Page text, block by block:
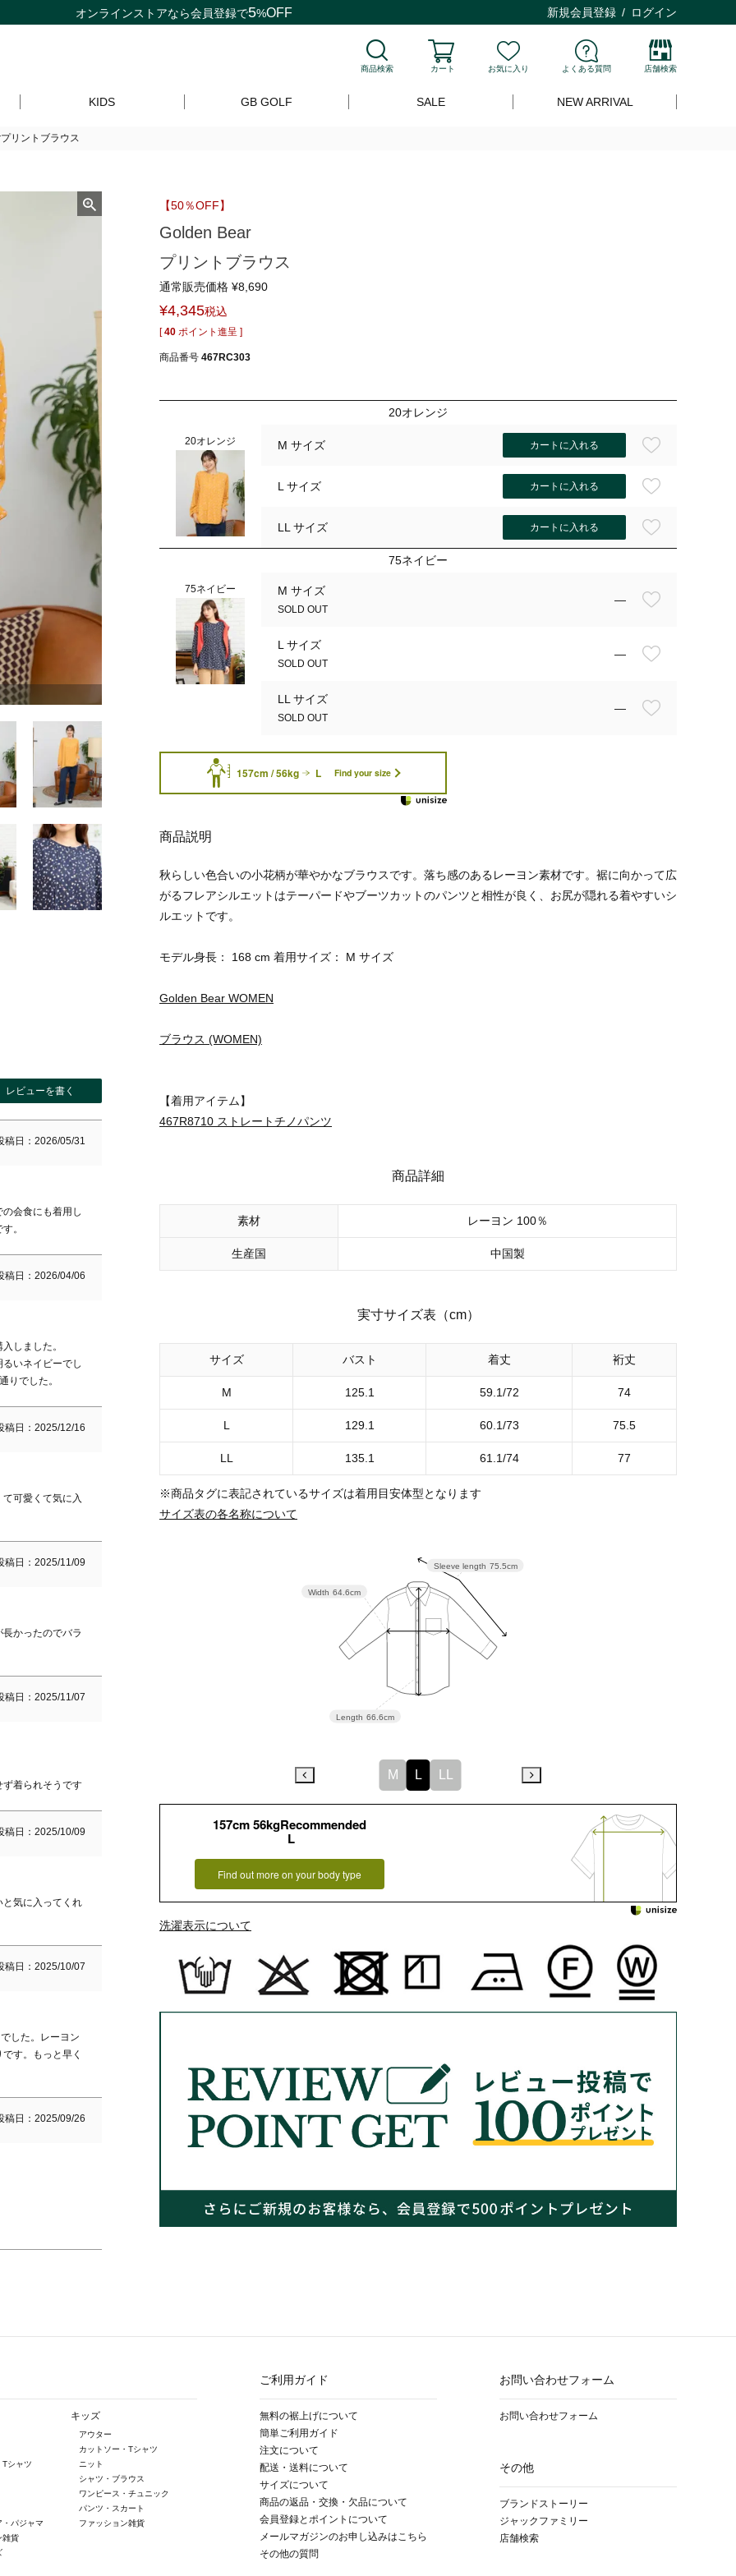
オンラインストアなら会員登録で5%OFF 新規会員登録 ログイン
商品検索 カート お気に入り よくある質問 店舗検索
KIDS GB GOLF SALE NEW ARRIVAL
リントブラウス
75ネイビー
稿日 2026/05/31
会食にも着用し
。
稿日 2026/04/06
しました。
いネイビーでし
りでした。
稿日 2025/12/16
可愛くて気に入
稿日 2025/11/09
かったのでバラ
稿日 2025/11/07
着られそうです
稿日 2025/10/09
気に入ってくれ
稿日 2025/10/07
した。レーヨン
す。もっと早く
稿日 2025/09/26
レビューを書く
【50％OFF】
Golden Bear
プリントブラウス
通常販売価格 ¥8,690
¥4,345税込
[ 40 ポイント進呈 ]
商品番号 467RC303
20オレンジ
20オレンジ M サイズ カートに入れる
L サイズ カートに入れる
LL サイズ カートに入れる
75ネイビー
75ネイビー M サイズ
SOLD OUT
—
L サイズ
SOLD OUT
—
LL サイズ
SOLD OUT
—
157cm / 56kg L Find your size
商品説明
秋らしい色合いの小花柄が華やかなブラウスです。落ち感のあるレーヨン素材です。裾に向かって広
がるフレアシルエットはテーパードやブーツカットのパンツと相性が良く、お尻が隠れる着やすいシ
ルエットです。
モデル身長： 168 cm 着用サイズ： M サイズ
Golden Bear WOMEN
ブラウス (WOMEN)
【着用アイテム】
467R8710 ストレートチノパンツ
商品詳細
素材 レーヨン 100％
生産国 中国製
実寸サイズ表（cm）
サイズ バスト 着丈 裄丈
M 125.1 59.1/72 74
L 129.1 60.1/73 75.5
LL 135.1 61.1/74 77
※商品タグに表記されているサイズは着用目安体型となります
サイズ表の各名称について
Sleeve length 75.5cm
Length 66.6cm
Width 64.6cm
M L
157cm 56kgRecommended
L
Find out more on your body type
洗濯表示について
Tシャツ
パジャマ
雑貨
キッズ
アウター
カットソー・Tシャツ
ニット
シャツ・ブラウス
ワンピース・チュニック
パンツ・スカート
ファッション雑貨
ご利用ガイド
無料の裾上げについて
簡単ご利用ガイド
注文について
配送・送料について
サイズについて
商品の返品・交換・欠品について
会員登録とポイントについて
メールマガジンのお申し込みはこちら
その他の質問
お問い合わせフォーム
お問い合わせフォーム
その他
ブランドストーリー
ジャックファミリー
店舗検索